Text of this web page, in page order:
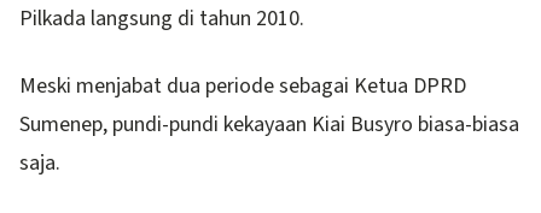
Pilkada langsung di tahun 2010.
Meski menjabat dua periode sebagai Ketua DPRD
Sumenep, pundi-pundi kekayaan Kiai Busyro biasa-biasa
saja.